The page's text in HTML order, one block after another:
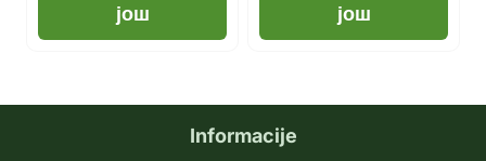
још
још
Informacije